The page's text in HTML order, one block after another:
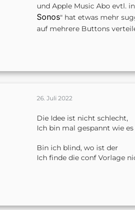
und Apple Music Abo evtl.
Sonos" hat etwas mehr
auf mehrere Buttons
26. Juli 2022
Die Idee ist nicht schlecht,
Ich bin mal gespannt wie
Bin ich blind, wo ist der
Ich finde die conf Vorlage